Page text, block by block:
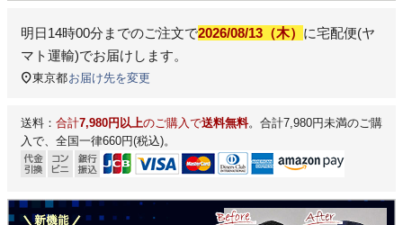
明日14時00分 までのご注文で2026/08/13（木） に宅配便(ヤ
マト運輸)でお届けします。
東京都お届け先を変更
送料： 合計7,980円以上のご購入で送料無料。合計7,980円未満のご購
入で、全国一律660円(税込)。